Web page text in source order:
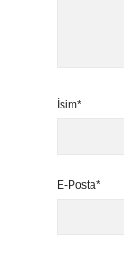
İsim*
E-Posta*